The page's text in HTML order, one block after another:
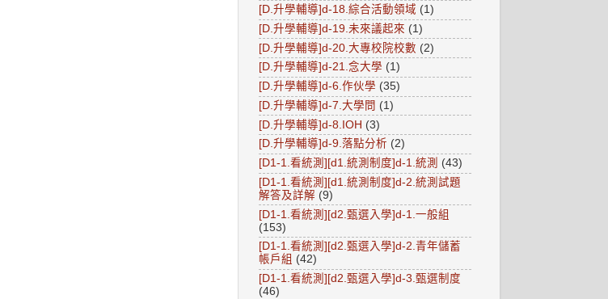
[D.升學輔導]d-18.綜合活動領域 (1)
[D.升學輔導]d-19.未來議起來 (1)
[D.升學輔導]d-20.大專校院校數 (2)
[D.升學輔導]d-21.念大學 (1)
[D.升學輔導]d-6.作伙學 (35)
[D.升學輔導]d-7.大學問 (1)
[D.升學輔導]d-8.IOH (3)
[D.升學輔導]d-9.落點分析 (2)
[D1-1.看統測][d1.統測制度]d-1.統測 (43)
[D1-1.看統測][d1.統測制度]d-2.統測試題
解答及詳解 (9)
[D1-1.看統測][d2.甄選入學]d-1.一般組
(153)
[D1-1.看統測][d2.甄選入學]d-2.青年儲蓄
帳戶組 (42)
[D1-1.看統測][d2.甄選入學]d-3.甄選制度
(46)